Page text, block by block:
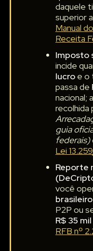
daquele
superior a
Manual
Receita
Imposto
incide
lucro e o
passa de
nacional;
recolhida
guia
federais)
Lei
Reporte
você
brasileiro
P2P ou
R$ 35
RFB nº